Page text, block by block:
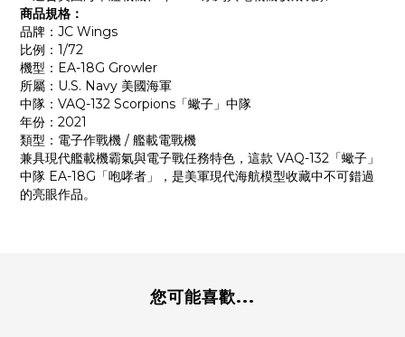
商品規格：
品牌：JC Wings
比例：1/72
機型：EA-18G Growler
所屬：U.S. Navy 美國海軍
中隊：VAQ-132 Scorpions「蠍子」中隊
年份：2021
類型：電子作戰機 / 艦載電戰機
兼具現代艦載機霸氣與電子戰任務特色，這款 VAQ-132「蠍子」
中隊 EA-18G「咆哮者」，是美軍現代海航模型收藏中不可錯過
的亮眼作品。
您可能喜歡...